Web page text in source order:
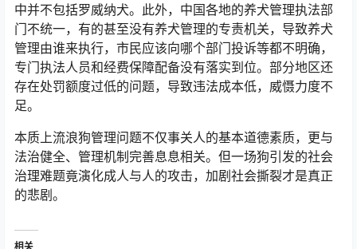
中并不包括罗威纳犬。此外，中国各地的养犬管理执法部
门不统一，有的甚至没有养犬管理的专责机关，导致养犬
管理由谁来执行，市民应该向哪个部门投诉等都不明确，
专门执法人员和经费保障配备没有落实到位。部分地区还
存在处罚额度过低的问题，导致违法成本低，威慑力度不
足。
本质上流浪狗管理问题不仅事关人的基本道德素质，更与
法治健全、管理机制完善息息相关。但一场狗引发的社会
治理难题竟演化成人与人的攻击，加剧社会撕裂才是真正
的悲剧。
相关